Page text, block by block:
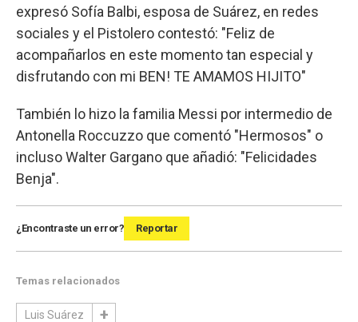
expresó Sofía Balbi, esposa de Suárez, en redes
sociales y el Pistolero contestó: "Feliz de
acompañarlos en este momento tan especial y
disfrutando con mi BEN! TE AMAMOS HIJITO"
También lo hizo la familia Messi por intermedio de
Antonella Roccuzzo que comentó "Hermosos" o
incluso Walter Gargano que añadió: "Felicidades
Benja".
¿Encontraste un error? Reportar
Temas relacionados
Luis Suárez